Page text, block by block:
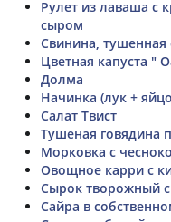
Рулет из лаваша с
сыром
Свинина, тушенная
Цветная капуста "
Долма
Начинка (лук +
Салат Твист
Тушеная говядина
Морковка с
Овощное карри с
Сырок творожный
Сайра в